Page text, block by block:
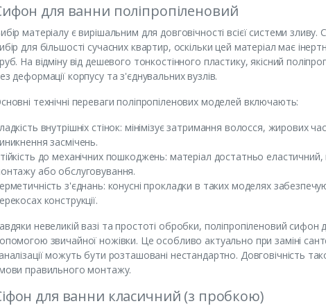
для ванни поліпропіленовий
матеріалу є вирішальним для довговічності всієї системи
для більшості сучасних квартир, оскільки цей матеріал має
На відміну від дешевого тонкостінного пластику, якісний
деформації корпусу та з'єднувальних вузлів.
технічні переваги поліпропіленових моделей включають:
внутрішніх стінок: мінімізує затримання волосся,
засмічень.
до механічних пошкоджень: матеріал достатньо
або обслуговування.
з'єднань: конусні прокладки в таких моделях
конструкції.
невеликій вазі та простоті обробки, поліпропіленовий сифон
звичайної ножівки. Це особливо актуально при заміні
можуть бути розташовані нестандартно. Довговічність
правильного монтажу.
для ванни класичний (з пробкою)